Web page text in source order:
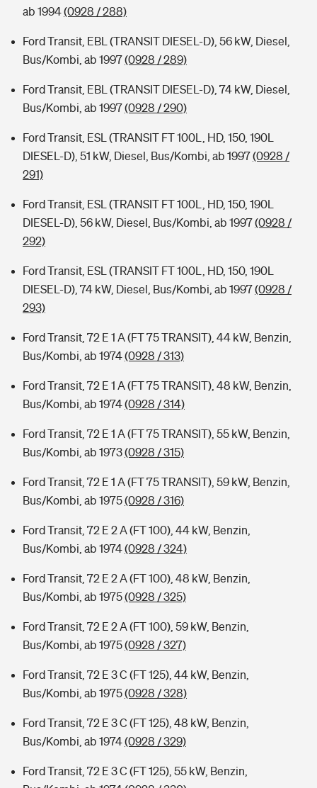
Tools
Kinderunfall-Check: Mehr Sicherheit für deine Kids
Sie haben Fragen?
ab 1994(0928 / 288)
Ford Transit, EBL (TRANSIT DIESEL-D), 56 kW, Diesel,
Bus/Kombi, ab 1997(0928 / 289)
Ford Transit, EBL (TRANSIT DIESEL-D), 74 kW, Diesel,
Bus/Kombi, ab 1997(0928 / 290)
Ford Transit, ESL (TRANSIT FT 100L, HD, 150, 190L
DIESEL-D), 51 kW, Diesel, Bus/Kombi, ab 1997(0928 /
291)
Ford Transit, ESL (TRANSIT FT 100L, HD, 150, 190L
DIESEL-D), 56 kW, Diesel, Bus/Kombi, ab 1997(0928 /
292)
Ford Transit, ESL (TRANSIT FT 100L, HD, 150, 190L
DIESEL-D), 74 kW, Diesel, Bus/Kombi, ab 1997(0928 /
293)
Ford Transit, 72 E 1 A (FT 75 TRANSIT), 44 kW, Benzin,
Bus/Kombi, ab 1974(0928 / 313)
Ford Transit, 72 E 1 A (FT 75 TRANSIT), 48 kW, Benzin,
Bus/Kombi, ab 1974(0928 / 314)
Ford Transit, 72 E 1 A (FT 75 TRANSIT), 55 kW, Benzin,
Bus/Kombi, ab 1973(0928 / 315)
Ford Transit, 72 E 1 A (FT 75 TRANSIT), 59 kW, Benzin,
Bus/Kombi, ab 1975(0928 / 316)
Ford Transit, 72 E 2 A (FT 100), 44 kW, Benzin,
Bus/Kombi, ab 1974(0928 / 324)
Ford Transit, 72 E 2 A (FT 100), 48 kW, Benzin,
Bus/Kombi, ab 1975(0928 / 325)
Ford Transit, 72 E 2 A (FT 100), 59 kW, Benzin,
Bus/Kombi, ab 1975(0928 / 327)
Ford Transit, 72 E 3 C (FT 125), 44 kW, Benzin,
Bus/Kombi, ab 1975(0928 / 328)
Ford Transit, 72 E 3 C (FT 125), 48 kW, Benzin,
Bus/Kombi, ab 1974(0928 / 329)
Ford Transit, 72 E 3 C (FT 125), 55 kW, Benzin,